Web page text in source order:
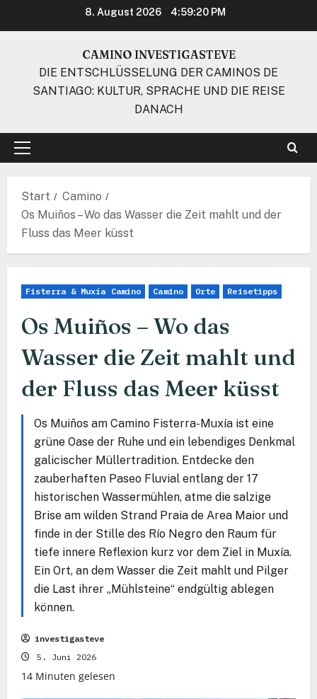
8. August 2026 4:59:21 PM
CAMINO INVESTIGASTEVE
DIE ENTSCHLÜSSELUNG DER CAMINOS DE
SANTIAGO: KULTUR, SPRACHE UND DIE REISE
DANACH
Primäres
Start
Camino
Os Muiños – Wo das Wasser die Zeit mahlt und der
Fluss das Meer küsst
Fisterra & Muxía Camino Camino Orte Reisetipps
Os Muiños – Wo das
Wasser die Zeit mahlt und
der Fluss das Meer küsst
Os Muiños am Camino Fisterra-Muxía ist eine
grüne Oase der Ruhe und ein lebendiges Denkmal
galicischer Müllertradition. Entdecke den
zauberhaften Paseo Fluvial entlang der 17
historischen Wassermühlen, atme die salzige
Brise am wilden Strand Praia de Area Maior und
finde in der Stille des Río Negro den Raum für
tiefe innere Reflexion kurz vor dem Ziel in Muxía.
Ein Ort, an dem Wasser die Zeit mahlt und Pilger
die Last ihrer „Mühlsteine“ endgültig ablegen
können.
investigasteve
5. Juni 2026
14 Minuten gelesen